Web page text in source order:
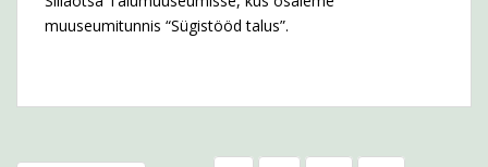
muuseumitunnis “Sügistööd talus”.